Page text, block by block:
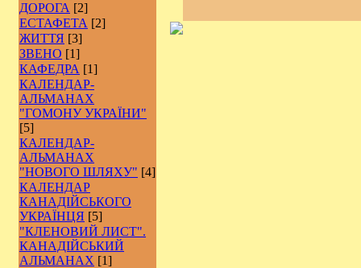
ДОРОГА [2]
ЕСТАФЕТА [2]
ЖИТТЯ [3]
ЗВЕНО [1]
КАФЕДРА [1]
КАЛЕНДАР-
АЛЬМАНАХ
"ГОМОНУ УКРАЇНИ"
[5]
КАЛЕНДАР-
АЛЬМАНАХ
"НОВОГО ШЛЯХУ" [4]
КАЛЕНДАР
КАНАДІЙСЬКОГО
УКРАЇНЦЯ [5]
"КЛЕНОВИЙ ЛИСТ".
КАНАДІЙСЬКИЙ
АЛЬМАНАХ [1]